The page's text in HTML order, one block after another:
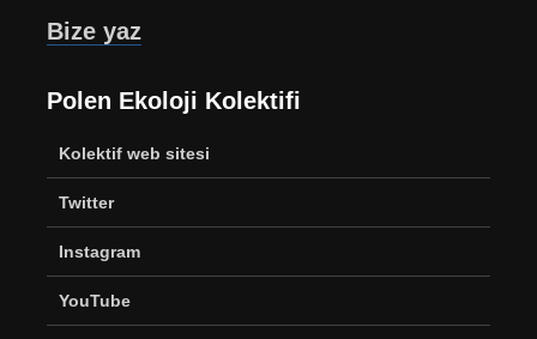
Bize yaz
Polen Ekoloji Kolektifi
Kolektif web sitesi
Twitter
Instagram
YouTube